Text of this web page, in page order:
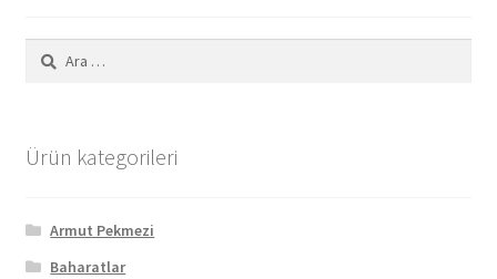
Arama:
Ürün kategorileri
Armut Pekmezi
Baharatlar